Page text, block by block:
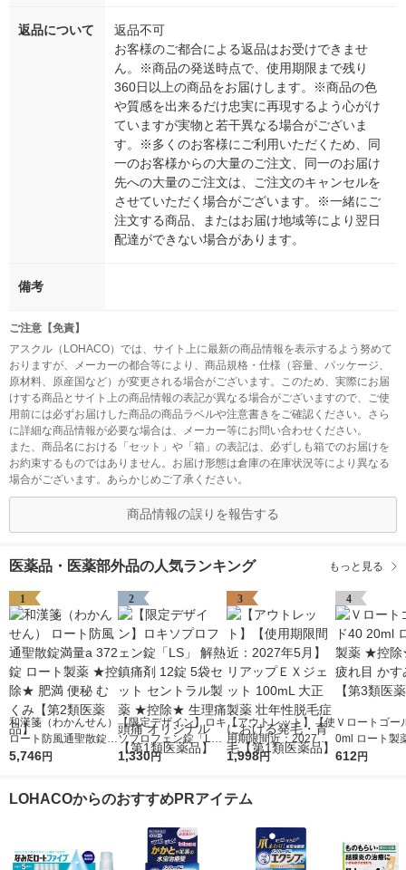
返品について
返品不可
お客様のご都合による返品はお受けできませ
ん。※商品の発送時点で、使用期限まで残り
360日以上の商品をお届けします。※商品の色
や質感を出来るだけ忠実に再現するよう心がけ
ていますが実物と若干異なる場合がございま
す。※多くのお客様にご利用いただくため、同
一のお客様からの大量のご注文、同一のお届け
先への大量のご注文は、ご注文のキャンセルを
させていただく場合がございます。※一緒にご
注文する商品、またはお届け地域等により翌日
配達ができない場合があります。
備考
ご注意【免責】
アスクル（LOHACO）では、サイト上に最新の商品情報を表示するよう努めて
おりますが、メーカーの都合等により、商品規格・仕様（容量、パッケージ、
原材料、原産国など）が変更される場合がございます。このため、実際にお届
けする商品とサイト上の商品情報の表記が異なる場合がございますので、ご使
用前には必ずお届けした商品の商品ラベルや注意書きをご確認ください。さら
に詳細な商品情報が必要な場合は、メーカー等にお問い合わせください。
また、商品名における「セット」や「箱」の表記は、必ずしも箱でのお届けを
お約束するものではありません。お届け形態は倉庫の在庫状況等により異なる
場合がございます。あらかじめご了承ください。
商品情報の誤りを報告する
医薬品・医薬部外品の人気ランキング もっと見る
1
和漢箋（わかんせん）
ロート防風通聖散錠満
量a 372錠 ロート製薬
5,746円
2
【限定デザイン】ロキ
ソプロフェン錠「L
S」 解熱鎮痛剤 12錠
頭痛 オリジナル【第1
1,330円
3
【アウトレット】【使
用期限間近：2027年5
月】リアップＥＸジェ
発毛・育毛【第1類医
1,998円
4
Ｖロートゴー
0ml ロート製
除★ 目薬 疲
612円
LOHACOからのおすすめPRアイテム